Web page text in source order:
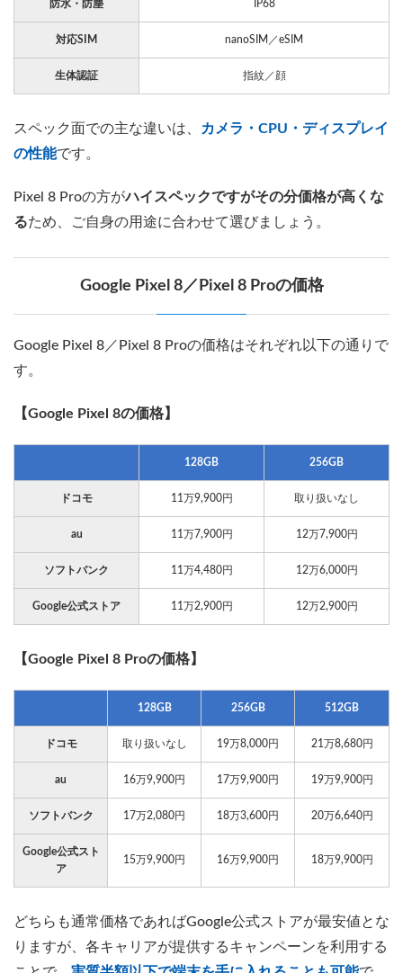
防水・防塵 IP68
対応SIM nanoSIM／eSIM
生体認証 指紋／顔
スペック面での主な違いは、
カメラ・CPU・ディスプレイ
の性能です。
Pixel 8 Proの方がハイスペックですがその分価格が高くな
るため、ご自身の用途に合わせて選びましょう。
Google Pixel 8／Pixel 8 Proの価格
Google Pixel 8／Pixel 8 Proの価格はそれぞれ以下の通りで
す。
【Google Pixel 8の価格】
128GB 256GB
ドコモ 11万9,900円 取り扱いなし
au 11万7,900円 12万7,900円
ソフトバンク 11万4,480円 12万6,000円
Google公式ストア 11万2,900円 12万2,900円
【Google Pixel 8 Proの価格】
128GB 256GB 512GB
ドコモ 取り扱いなし 19万8,000円 21万8,680円
au 16万9,900円 17万9,900円 19万9,900円
ソフトバンク 17万2,080円 18万3,600円 20万6,640円
Google公式スト
ア
15万9,900円 16万9,900円 18万9,900円
どちらも通常価格であればGoogle公式ストアが最安値とな
りますが、各キャリアが提供するキャンペーンを利用する